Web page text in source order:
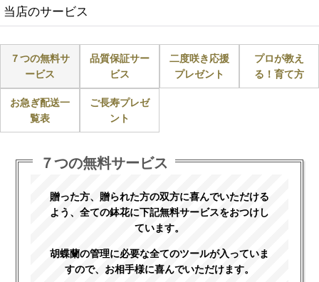
当店のサービス
７つの無料サ
ービス
品質保証サー
ビス
二度咲き応援
プレゼント
プロが教え
る！育て方
お急ぎ配送一
覧表
ご長寿プレゼ
ント
７つの無料サービス
贈った方、贈られた方の双方に喜んでいただける
よう、全ての鉢花に下記無料サービスをおつけし
ています。
胡蝶蘭の管理に必要な全てのツールが入っていま
すので、お相手様に喜んでいただけます。